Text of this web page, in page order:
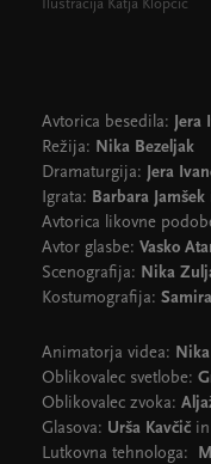
Ilustracija Katja Klopčič
Avtorica besedila: Jera
Režija: Nika Bezeljak
Dramaturgija: Jera
Igrata: Barbara Jamšek
Avtorica likovne
Avtor glasbe: Vasko
Scenografija: Nika
Kostumografija:
Animatorja videa:
Oblikovalec svetlobe:
Oblikovalec zvoka:
Glasova: Urša Kavčič in
Lutkovna tehnologa: